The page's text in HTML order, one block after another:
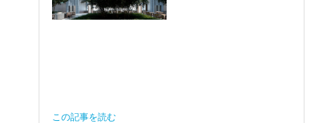
この記事を読む